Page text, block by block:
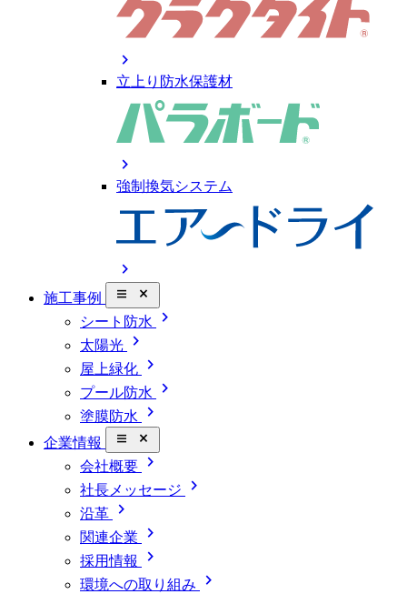
chevron_right
立上り防水保護材
chevron_right
強制換気システム
chevron_right
施工事例 close_small
シート防水 chevron_right
太陽光 chevron_right
屋上緑化 chevron_right
プール防水 chevron_right
塗膜防水 chevron_right
企業情報 close_small
会社概要 chevron_right
社長メッセージ chevron_right
沿革 chevron_right
関連企業 chevron_right
採用情報 chevron_right
環境への取り組み chevron_right